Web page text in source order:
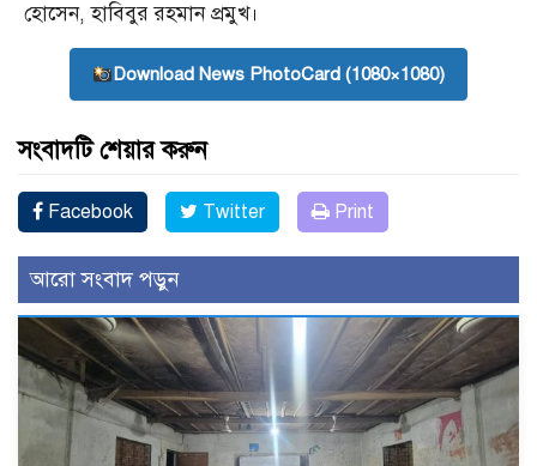
হোসেন, হাবিবুর রহমান প্রমুখ।
Download News PhotoCard (1080×1080)
সংবাদটি শেয়ার করুন
Facebook Twitter Print
আরো সংবাদ পড়ুন